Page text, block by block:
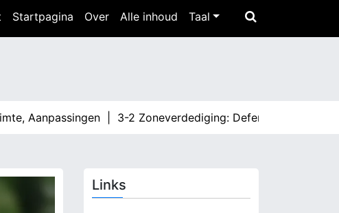
Startpagina Over Alle inhoud Taal
|3-2 Zoneverdediging: Defensieve Mentaliteit,
Links